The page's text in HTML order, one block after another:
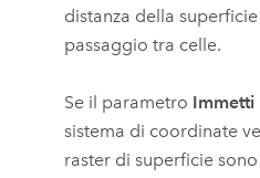
distanza della
passaggio tra celle.
Se il parametro Immetti
sistema di coordinate
raster di superficie